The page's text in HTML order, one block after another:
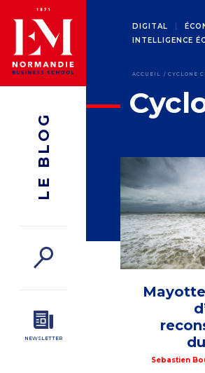
DIGITAL
INTELLIGENCE
ACCUEIL CYCLONE
LE BLOG
NEWSLETTER
Sebastien